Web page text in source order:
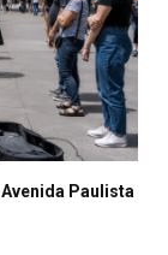
Paulista